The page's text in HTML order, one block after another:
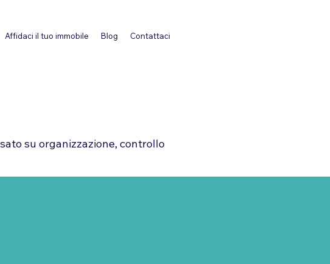
Affidaci il tuo immobile Blog Contattaci
su organizzazione, controllo